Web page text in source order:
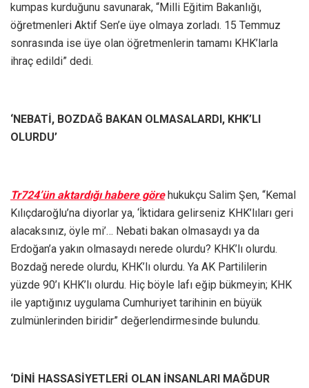
kumpas kurduğunu savunarak, “Milli Eğitim Bakanlığı,
öğretmenleri Aktif Sen’e üye olmaya zorladı. 15 Temmuz
sonrasında ise üye olan öğretmenlerin tamamı KHK’larla
ihraç edildi” dedi.
‘NEBATİ, BOZDAĞ BAKAN OLMASALARDI, KHK’LI
OLURDU’
Tr724’ün aktardığı habere görehukukçu Salim Şen, “Kemal
Kılıçdaroğlu’na diyorlar ya, ‘İktidara gelirseniz KHK’lıları geri
alacaksınız, öyle mi’… Nebati bakan olmasaydı ya da
Erdoğan’a yakın olmasaydı nerede olurdu? KHK’lı olurdu.
Bozdağ nerede olurdu, KHK’lı olurdu. Ya AK Partililerin
yüzde 90’ı KHK’lı olurdu. Hiç böyle lafı eğip bükmeyin; KHK
ile yaptığınız uygulama Cumhuriyet tarihinin en büyük
zulmünlerinden biridir” değerlendirmesinde bulundu.
‘DİNİ HASSASİYETLERİ OLAN İNSANLARI MAĞDUR